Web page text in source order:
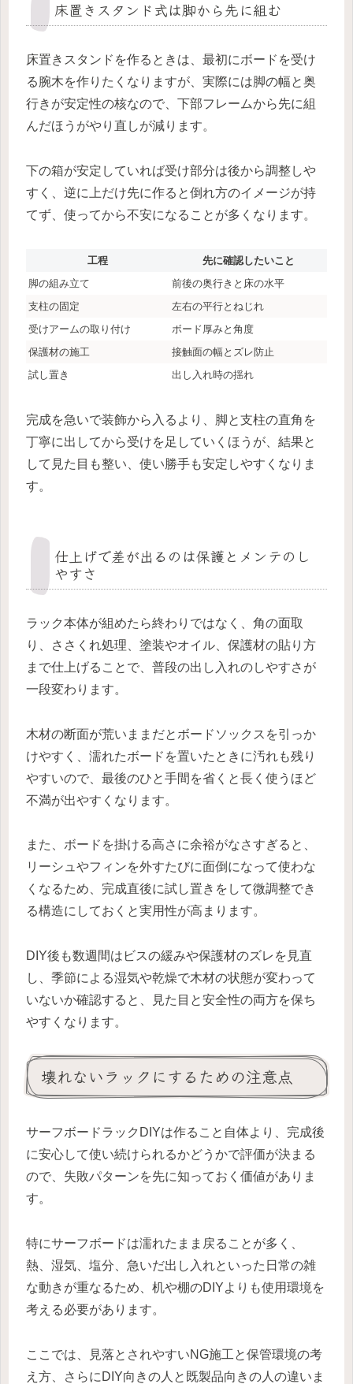
床置きスタンド式は脚から先に組む
床置きスタンドを作るときは、最初にボードを受け
る腕木を作りたくなりますが、実際には脚の幅と奥
行きが安定性の核なので、下部フレームから先に組
んだほうがやり直しが減ります。
下の箱が安定していれば受け部分は後から調整しや
すく、逆に上だけ先に作ると倒れ方のイメージが持
てず、使ってから不安になることが多くなります。
工程
先に確認したいこと
脚の組み立て
前後の奥行きと床の水平
支柱の固定
左右の平行とねじれ
受けアームの取り付け
ボード厚みと角度
保護材の施工
接触面の幅とズレ防止
試し置き
出し入れ時の揺れ
完成を急いで装飾から入るより、脚と支柱の直角を
丁寧に出してから受けを足していくほうが、結果と
して見た目も整い、使い勝手も安定しやすくなりま
す。
仕上げで差が出るのは保護とメンテのし
やすさ
ラック本体が組めたら終わりではなく、角の面取
り、ささくれ処理、塗装やオイル、保護材の貼り方
まで仕上げることで、普段の出し入れのしやすさが
一段変わります。
木材の断面が荒いままだとボードソックスを引っか
けやすく、濡れたボードを置いたときに汚れも残り
やすいので、最後のひと手間を省くと長く使うほど
不満が出やすくなります。
また、ボードを掛ける高さに余裕がなさすぎると、
リーシュやフィンを外すたびに面倒になって使わな
くなるため、完成直後に試し置きをして微調整でき
る構造にしておくと実用性が高まります。
DIY後も数週間はビスの緩みや保護材のズレを見直
し、季節による湿気や乾燥で木材の状態が変わって
いないか確認すると、見た目と安全性の両方を保ち
やすくなります。
壊れないラックにするための注意点
サーフボードラックDIYは作ること自体より、完成後
に安心して使い続けられるかどうかで評価が決まる
ので、失敗パターンを先に知っておく価値がありま
す。
特にサーフボードは濡れたまま戻ることが多く、
熱、湿気、塩分、急いだ出し入れといった日常の雑
な動きが重なるため、机や棚のDIYよりも使用環境を
考える必要があります。
ここでは、見落とされやすいNG施工と保管環境の考
え方、さらにDIY向きの人と既製品向きの人の違いま